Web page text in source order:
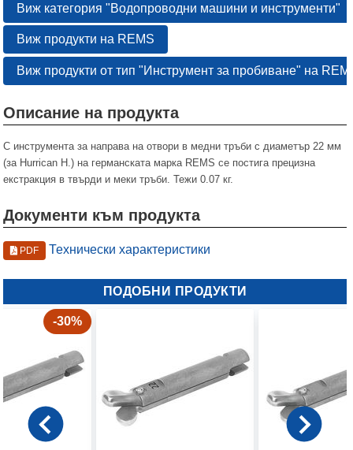
Виж категория "Водопроводни машини и инструменти"
Виж продукти на REMS
Виж продукти от тип "Инструмент за пробиване" на
Описание на продукта
С инструмента за направа на отвори в медни тръби с диаметър 22 мм
(за Hurrican H.) на германската марка REMS се постига прецизна
екстракция в твърди и меки тръби. Тежи 0.07 кг.
Документи към продукта
PDF Технически характеристики
ПОДОБНИ ПРОДУКТИ
-30%